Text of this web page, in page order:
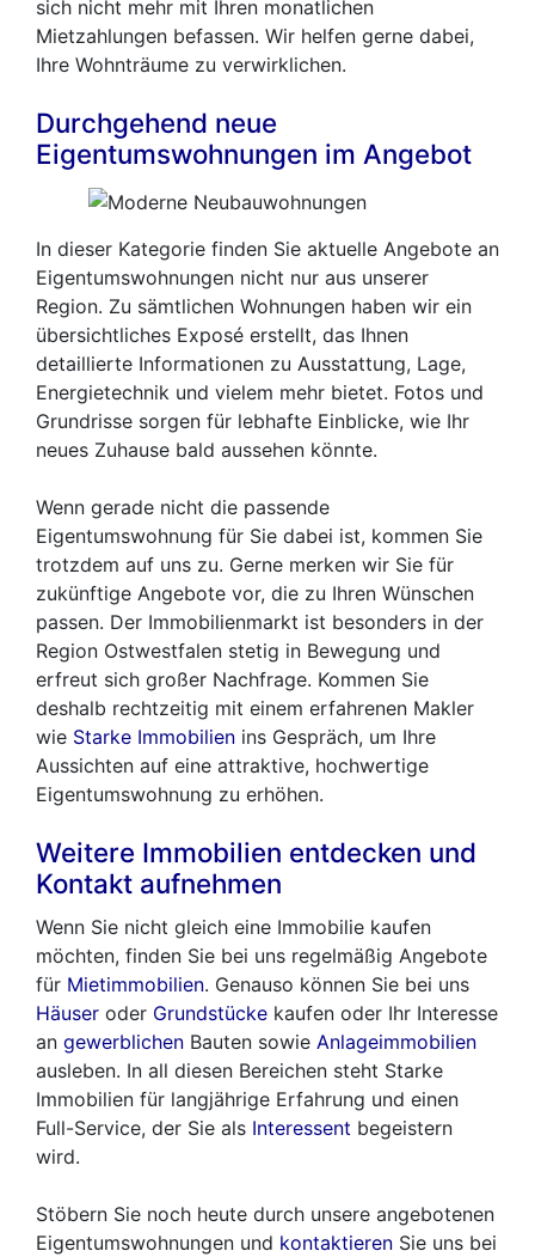
sich nicht mehr mit Ihren monatlichen
Mietzahlungen befassen. Wir helfen gerne dabei,
Ihre Wohnträume zu verwirklichen.
Durchgehend neue
Eigentumswohnungen im Angebot
In dieser Kategorie finden Sie aktuelle Angebote an
Eigentumswohnungen nicht nur aus unserer
Region. Zu sämtlichen Wohnungen haben wir ein
übersichtliches Exposé erstellt, das Ihnen
detaillierte Informationen zu Ausstattung, Lage,
Energietechnik und vielem mehr bietet. Fotos und
Grundrisse sorgen für lebhafte Einblicke, wie Ihr
neues Zuhause bald aussehen könnte.
Wenn gerade nicht die passende
Eigentumswohnung für Sie dabei ist, kommen Sie
trotzdem auf uns zu. Gerne merken wir Sie für
zukünftige Angebote vor, die zu Ihren Wünschen
passen. Der Immobilienmarkt ist besonders in der
Region Ostwestfalen stetig in Bewegung und
erfreut sich großer Nachfrage. Kommen Sie
deshalb rechtzeitig mit einem erfahrenen Makler
wie Starke Immobilien ins Gespräch, um Ihre
Aussichten auf eine attraktive, hochwertige
Eigentumswohnung zu erhöhen.
Weitere Immobilien entdecken und
Kontakt aufnehmen
Wenn Sie nicht gleich eine Immobilie kaufen
möchten, finden Sie bei uns regelmäßig Angebote
für Mietimmobilien. Genauso können Sie bei uns
Häuser oder Grundstücke kaufen oder Ihr Interesse
an gewerblichen Bauten sowie Anlageimmobilien
ausleben. In all diesen Bereichen steht Starke
Immobilien für langjährige Erfahrung und einen
Full-Service, der Sie als Interessent begeistern
wird.
Stöbern Sie noch heute durch unsere angebotenen
Eigentumswohnungen und kontaktieren Sie uns bei